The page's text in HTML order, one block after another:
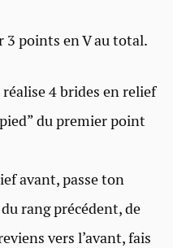
3 points en V au total.
réalise 4 brides en relief
du premier point
avant, passe ton
rang précédent, de
vers l’avant, fais